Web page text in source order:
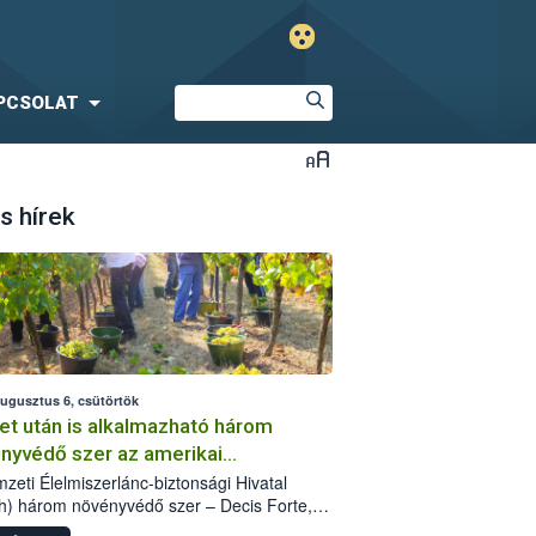
hírek
6, csütörtök
után is alkalmazható három
szer az amerikai
ellen
Élelmiszerlánc-biztonsági Hivatal
három növényvédő szer – Decis Forte,
24 EW, Oroganic – engedélyokiratát